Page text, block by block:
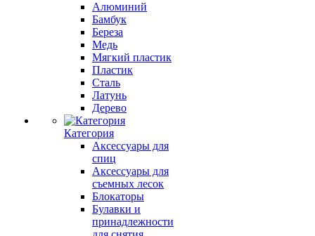
Алюминий
Бамбук
Береза
Медь
Мягкий пластик
Пластик
Сталь
Латунь
Дерево
Категория
Аксессуары для
спиц
Аксессуары для
съемных лесок
Блокаторы
Булавки и
принадлежности